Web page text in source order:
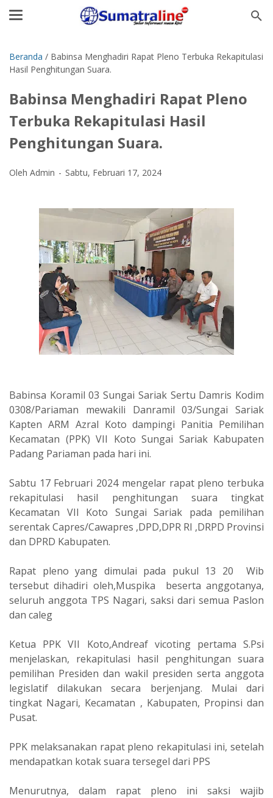
Beranda / Babinsa Menghadiri Rapat Pleno Terbuka Rekapitulasi
Hasil Penghitungan Suara.
Babinsa Menghadiri Rapat Pleno
Terbuka Rekapitulasi Hasil
Penghitungan Suara.
Oleh Admin Sabtu, Februari 17, 2024
Babinsa Koramil 03 Sungai Sariak Sertu Damris Kodim
0308/Pariaman mewakili Danramil 03/Sungai Sariak
Kapten ARM Azral Koto dampingi Panitia Pemilihan
Kecamatan (PPK) VII Koto Sungai Sariak Kabupaten
Padang Pariaman pada hari ini.
Sabtu 17 Februari 2024 mengelar rapat pleno terbuka
rekapitulasi hasil penghitungan suara tingkat
Kecamatan VII Koto Sungai Sariak pada pemilihan
serentak Capres/Cawapres ,DPD,DPR RI ,DRPD Provinsi
dan DPRD Kabupaten.
Rapat pleno yang dimulai pada pukul 13 20 Wib
tersebut dihadiri oleh,Muspika beserta anggotanya,
seluruh anggota TPS Nagari, saksi dari semua Paslon
dan caleg
Ketua PPK VII Koto,Andreaf vicoting pertama S.Psi
menjelaskan, rekapitulasi hasil penghitungan suara
pemilihan Presiden dan wakil presiden serta anggota
legislatif dilakukan secara berjenjang. Mulai dari
tingkat Nagari, Kecamatan , Kabupaten, Propinsi dan
Pusat.
PPK melaksanakan rapat pleno rekapitulasi ini, setelah
mendapatkan kotak suara tersegel dari PPS
Menurutnya, dalam rapat pleno ini saksi wajib